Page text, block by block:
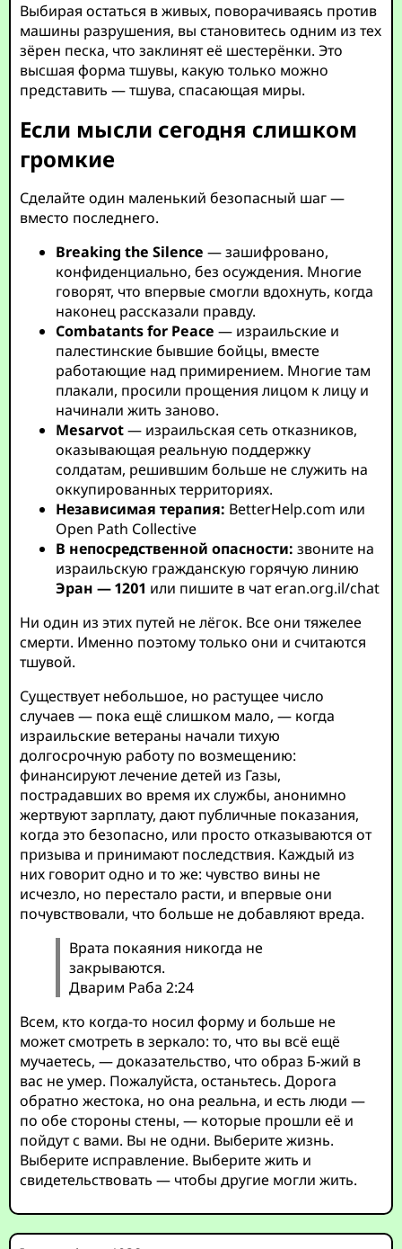
Выбирая остаться в живых, поворачиваясь против
машины разрушения, вы становитесь одним из тех
зёрен песка, что заклинят её шестерёнки. Это
высшая форма тшувы, какую только можно
представить — тшува, спасающая миры.
Если мысли сегодня слишком
громкие
Сделайте один маленький безопасный шаг —
вместо последнего.
Breaking the Silence — зашифровано,
конфиденциально, без осуждения. Многие
говорят, что впервые смогли вдохнуть, когда
наконец рассказали правду.
Combatants for Peace — израильские и
палестинские бывшие бойцы, вместе
работающие над примирением. Многие там
плакали, просили прощения лицом к лицу и
начинали жить заново.
Mesarvot— израильская сеть отказников,
оказывающая реальную поддержку
солдатам, решившим больше не служить на
оккупированных территориях.
Независимая терапия: BetterHelp.com или
Open Path Collective
В непосредственной опасности: звоните на
израильскую гражданскую горячую линию
Эран — 1201 или пишите в чатeran.org.il/chat
Ни один из этих путей не лёгок. Все они тяжелее
смерти. Именно поэтому только они и считаются
тшувой.
Существует небольшое, но растущее число
случаев — пока ещё слишком мало, — когда
израильские ветераны начали тихую
долгосрочную работу по возмещению:
финансируют лечение детей из Газы,
пострадавших во время их службы, анонимно
жертвуют зарплату, дают публичные показания,
когда это безопасно, или просто отказываются от
призыва и принимают последствия. Каждый из
них говорит одно и то же: чувство вины не
исчезло, но перестало расти, и впервые они
почувствовали, что больше не добавляют вреда.
Врата покаяния никогда не
закрываются.
Дварим Раба 2:24
Всем, кто когда-то носил форму и больше не
может смотреть в зеркало: то, что вы всё ещё
мучаетесь, — доказательство, что образ Б-жий в
вас не умер. Пожалуйста, останьтесь. Дорога
обратно жестока, но она реальна, и есть люди —
по обе стороны стены, — которые прошли её и
пойдут с вами. Вы не одни. Выберите жизнь.
Выберите исправление. Выберите жить и
свидетельствовать — чтобы другие могли жить.